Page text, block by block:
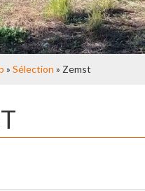
» Sélection » Zemst